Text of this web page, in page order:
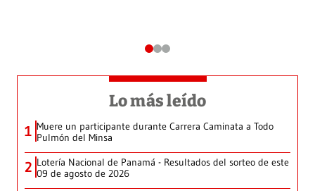
Lo más leído
1 Muere un participante durante Carrera Caminata a Todo
Pulmón del Minsa
2 Lotería Nacional de Panamá - Resultados del sorteo de este
09 de agosto de 2026